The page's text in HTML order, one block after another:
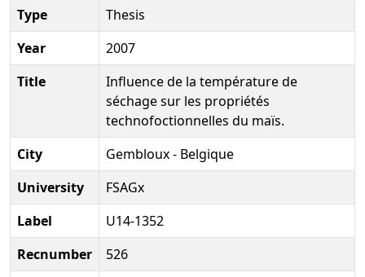
Type
Thesis
Year
2007
Title
Influence de la température de
séchage sur les propriétés
technofoctionnelles du maïs.
City
Gembloux - Belgique
University
FSAGx
Label
U14-1352
Recnumber
526